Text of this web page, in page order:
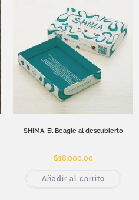
SHIMA. El Beagle al descubierto
$18.000,00
Añadir al carrito